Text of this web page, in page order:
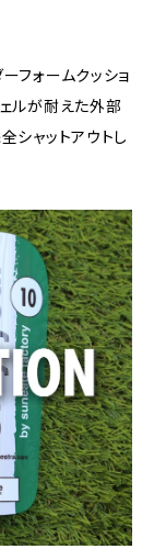
フォームクッショ
ルが耐えた外部
シャットアウトし